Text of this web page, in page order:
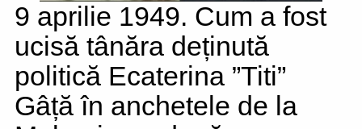
9 aprilie 1949. Cum a fost
ucisă tânăra deținută
politică Ecaterina ”Titi”
Gâță în anchetele de la